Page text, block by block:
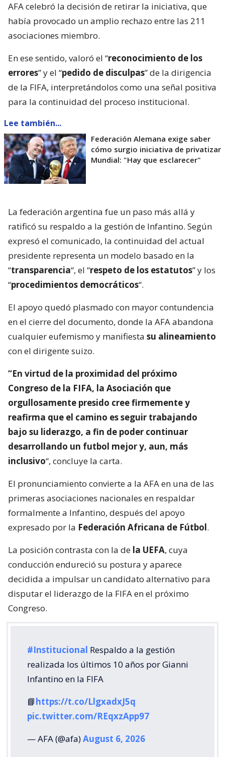
AFA celebró la decisión de retirar la iniciativa, que
había provocado un amplio rechazo entre las 211
asociaciones miembro.
En ese sentido, valoró el “reconocimiento de los
errores” y el “pedido de disculpas” de la dirigencia
de la FIFA, interpretándolos como una señal positiva
para la continuidad del proceso institucional.
Lee también...
Federación Alemana exige saber
cómo surgio iniciativa de privatizar
Mundial: "Hay que esclarecer"
La federación argentina fue un paso más allá y
ratificó su respaldo a la gestión de Infantino. Según
expresó el comunicado, la continuidad del actual
presidente representa un modelo basado en la
“transparencia“, el “respeto de los estatutos” y los
“procedimientos democráticos“.
El apoyo quedó plasmado con mayor contundencia
en el cierre del documento, donde la AFA abandona
cualquier eufemismo y manifiesta su alineamiento
con el dirigente suizo.
“En virtud de la proximidad del próximo
Congreso de la FIFA, la Asociación que
orgullosamente presido cree firmemente y
reafirma que el camino es seguir trabajando
bajo su liderazgo, a fin de poder continuar
desarrollando un futbol mejor y, aun, más
inclusivo“, concluye la carta.
El pronunciamiento convierte a la AFA en una de las
primeras asociaciones nacionales en respaldar
formalmente a Infantino, después del apoyo
expresado por la Federación Africana de Fútbol.
La posición contrasta con la de la UEFA, cuya
conducción endureció su postura y aparece
decidida a impulsar un candidato alternativo para
disputar el liderazgo de la FIFA en el próximo
Congreso.
#Institucional Respaldo a la gestión
realizada los últimos 10 años por Gianni
Infantino en la FIFA
📘https://t.co/LlgxadxJ5q
pic.twitter.com/REqxzApp97
— AFA (@afa)August 6, 2026